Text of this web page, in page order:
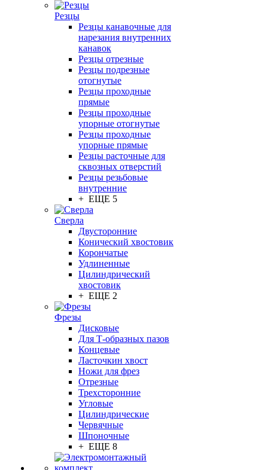
Резцы
Резцы канавочные для
нарезания внутренних
канавок
Резцы отрезные
Резцы подрезные
отогнутые
Резцы проходные
прямые
Резцы проходные
упорные отогнутые
Резцы проходные
упорные прямые
Резцы расточные для
сквозных отверстий
Резцы резьбовые
внутренние
+ ЕЩЕ 5
Сверла
Двусторонние
Конический хвостовик
Корончатые
Удлиненные
Цилиндрический
хвостовик
+ ЕЩЕ 2
Фрезы
Дисковые
Для Т-образных пазов
Концевые
Ласточкин хвост
Ножи для фрез
Отрезные
Трехсторонние
Угловые
Цилиндрические
Червячные
Шпоночные
+ ЕЩЕ 8